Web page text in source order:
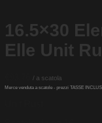
16.5×30
Elle Unit